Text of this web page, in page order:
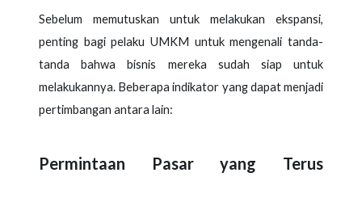
Sebelum memutuskan untuk melakukan ekspansi,
penting bagi pelaku UMKM untuk mengenali tanda-
tanda bahwa bisnis mereka sudah siap untuk
melakukannya. Beberapa indikator yang dapat menjadi
pertimbangan antara lain:
Permintaan Pasar yang Terus